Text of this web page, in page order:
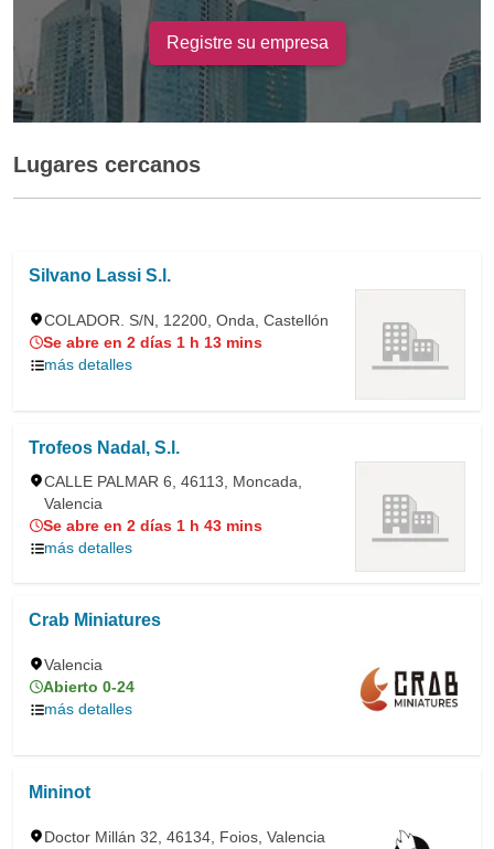
Registre su empresa
Lugares cercanos
Silvano Lassi S.l.
COLADOR. S/N, 12200, Onda, Castellón
Se abre en 2 días 1 h 13 mins
más detalles
Trofeos Nadal, S.l.
CALLE PALMAR 6, 46113, Moncada,
Valencia
Se abre en 2 días 1 h 43 mins
más detalles
Crab Miniatures
Valencia
Abierto 0-24
más detalles
Mininot
Doctor Millán 32, 46134, Foios, Valencia